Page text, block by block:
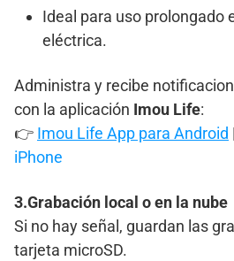
Ideal para uso prolongado
eléctrica.
Administra y recibe
con la aplicación Imou Life:
👉 Imou Life App para Android |
iPhone
3.Grabación local o en la nube
Si no hay señal, guardan las
tarjeta microSD.